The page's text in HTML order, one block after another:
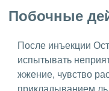
Побочные
После инъекции
испытывать
жжение, чувство
прикладыванием